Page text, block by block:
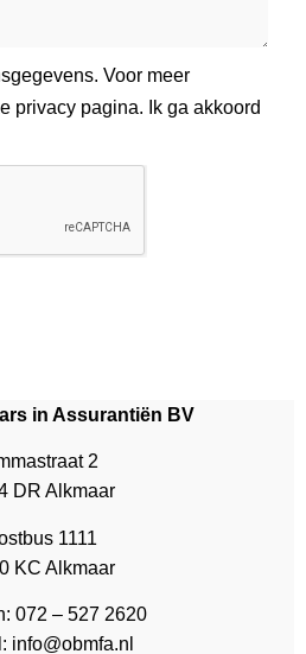
Voor meer
privacy pagina. Ik ga akkoord
in Assurantiën BV
2
DR Alkmaar
1111
KC Alkmaar
072 – 527 2620
info@obmfa.nl